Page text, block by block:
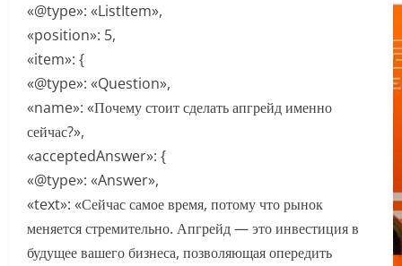
«@type»: «ListItem»,
«position»: 5,
«item»: {
«@type»: «Question»,
«name»: «Почему стоит сделать апгрейд именно
сейчас?»,
«acceptedAnswer»: {
«@type»: «Answer»,
«text»: «Сейчас самое время, потому что рынок
меняется стремительно. Апгрейд — это инвестиция в
будущее вашего бизнеса, позволяющая опередить